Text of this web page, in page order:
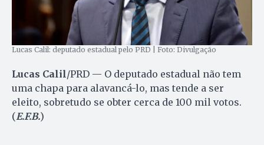
Lucas Calil: deputado estadual pelo PRD | Foto: Divulgação
Lucas Calil/PRD — O deputado estadual não tem
uma chapa para alavancá-lo, mas tende a ser
eleito, sobretudo se obter cerca de 100 mil votos.
(E.F.B.)